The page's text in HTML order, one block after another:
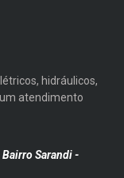
hidráulicos,
atendimento
Bairro Sarandi-